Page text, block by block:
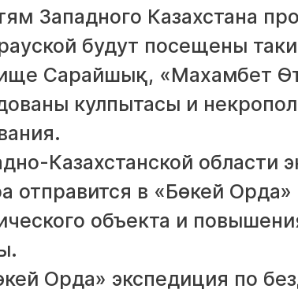
Западного Казахстана
будут посещены
Сарайшық, «Махамбет
кулпытасы и
Казахстанской области
отправится в «Бөкей
объекта и
Орда» экспедиция по